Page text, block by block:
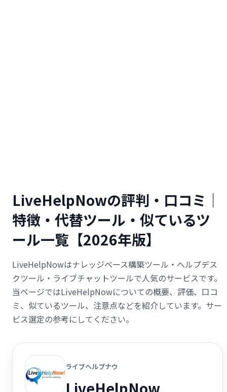
LiveHelpNowの評判・口コミ｜
特徴・代替ツール・似ているツ
ール一覧【2026年版】
LiveHelpNowはナレッジベース構築ツール・ヘルプデス
クツール・ライブチャットツールで人気のサービスです。
当ページではLiveHelpNowについての概要、評価、口コ
ミ、似ているツール、注意点などを紹介しています。サー
ビス選定の参考にしてください。
ライブヘルプナウ
LiveHelpNow